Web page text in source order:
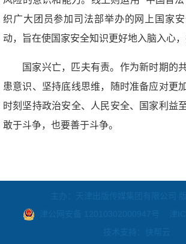
织广大团员参加司法部举办的网上国家
动，旨在使国家安全知识更好地入脑入心，
国家兴亡，匹夫有责。作为新时期的
患意识、坚持底线思维，随时准备应对更
时刻坚持政治安全、人民安全、国家利益
敢于斗争，也要善于斗争。